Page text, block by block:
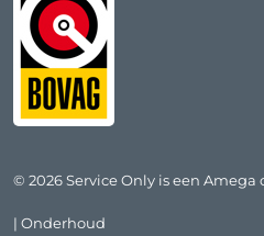
© 2026 Service Only is een
| Onderhoud